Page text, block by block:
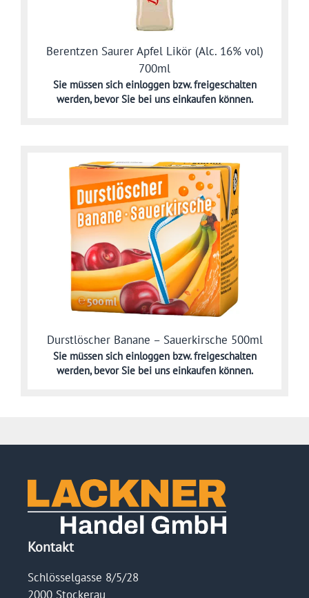
Berentzen Saurer Apfel Likör (Alc. 16% vol)
700ml
Sie müssen sich einloggen bzw. freigeschalten
werden,bevor Sie bei uns einkaufen können.
Durstlöscher Banane – Sauerkirsche 500ml
Sie müssen sich einloggen bzw. freigeschalten
werden,bevor Sie bei uns einkaufen können.
Kontakt
Schlösselgasse 8/5/28
2000 Stockerau